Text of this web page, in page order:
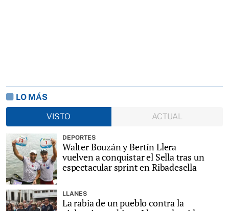
LO MÁS
VISTO
ACTUAL
DEPORTES
Walter Bouzán y Bertín Llera
vuelven a conquistar el Sella tras un
espectacular sprint en Ribadesella
LLANES
La rabia de un pueblo contra la